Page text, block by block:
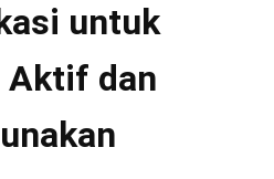
untuk
Aktif dan